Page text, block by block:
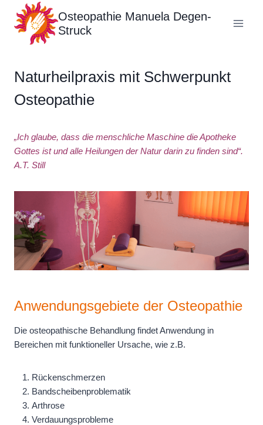
Inhalt
springen
Osteopathie Manuela Degen-
Struck
Naturheilpraxis mit Schwerpunkt
Osteopathie
„Ich glaube, dass die menschliche Maschine die Apotheke
Gottes ist und alle Heilungen der Natur darin zu finden sind“.
A.T. Still
Anwendungsgebiete der Osteopathie
Die osteopathische Behandlung findet Anwendung in
Bereichen mit funktioneller Ursache, wie z.B.
Rückenschmerzen
Bandscheibenproblematik
Arthrose
Verdauungsprobleme